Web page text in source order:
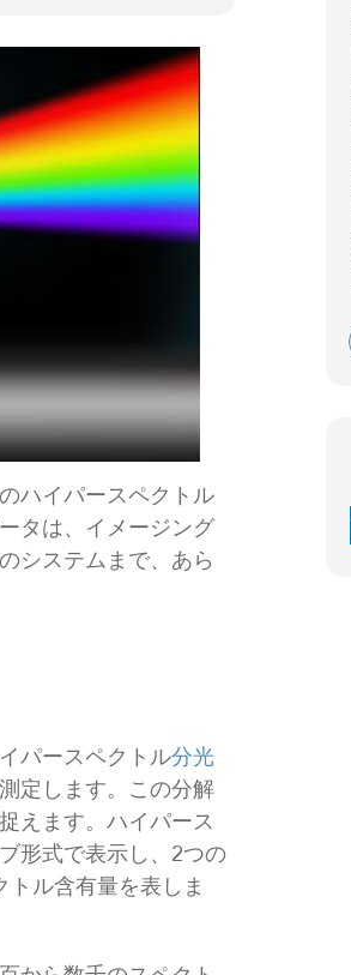
ハイパースペクトル
タは、イメージング
システムまで、あら
パースペクトル分光
定します。この分解
えます。ハイパース
形式で表示し、2つの
ル含有量を表しま